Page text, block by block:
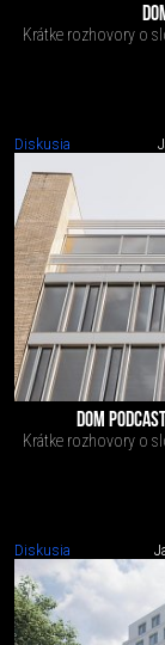
Krátke rozhovory o
Diskusia
DOM
Krátke rozhovory o
Diskusia